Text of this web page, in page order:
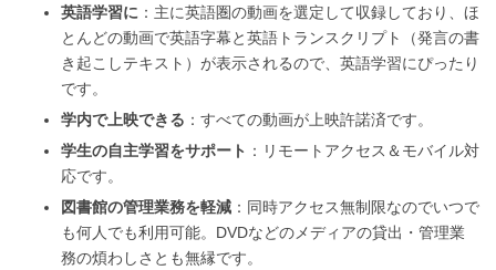
英語学習に ：主に英語圏の動画を選定して収録しており、ほ
とんどの動画で英語字幕と英語トランスクリプト（発言の書
き起こしテキスト）が表示されるので、英語学習にぴったり
です。
学内で上映できる ：すべての動画が上映許諾済です。
学生の自主学習をサポート ：リモートアクセス＆モバイル対
応です。
図書館の管理業務を軽減 ：同時アクセス無制限なのでいつで
も何人でも利用可能。DVDなどのメディアの貸出・管理業
務の煩わしさとも無縁です。